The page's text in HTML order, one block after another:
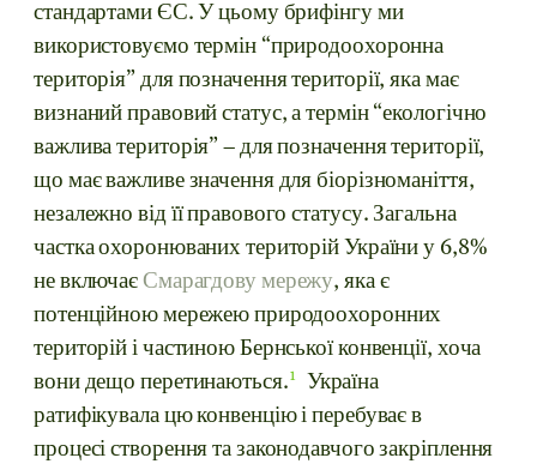
стандартами ЄС. У цьому брифінгу ми
використовуємо термін “природоохоронна
територія” для позначення території, яка має
визнаний правовий статус, а термін “екологічно
важлива територія” – для позначення території,
що має важливе значення для біорізноманіття,
незалежно від її правового статусу. Загальна
частка охоронюваних територій України у 6,8%
не включає Смарагдову мережу, яка є
потенційною мережею природоохоронних
територій і частиною Бернської конвенції, хоча
вони дещо перетинаються.1
Україна
ратифікувала цю конвенцію і перебуває в
процесі створення та законодавчого закріплення